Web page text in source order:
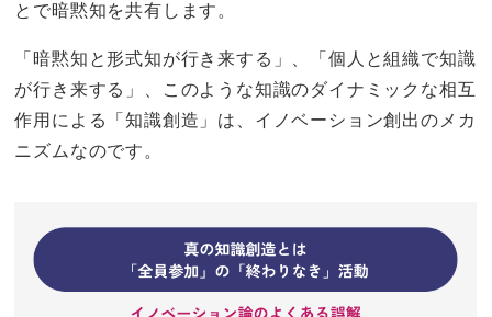
とで暗黙知を共有します。
「暗黙知と形式知が行き来する」、「個人と組織で知識
が行き来する」、このような知識のダイナミックな相互
作用による「知識創造」は、イノベーション創出のメカ
ニズムなのです。